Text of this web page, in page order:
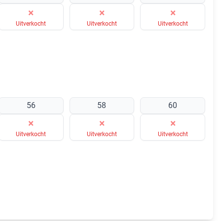
×
Uitverkocht
×
Uitverkocht
×
Uitverkocht
56
×
Uitverkocht
58
×
Uitverkocht
60
×
Uitverkocht